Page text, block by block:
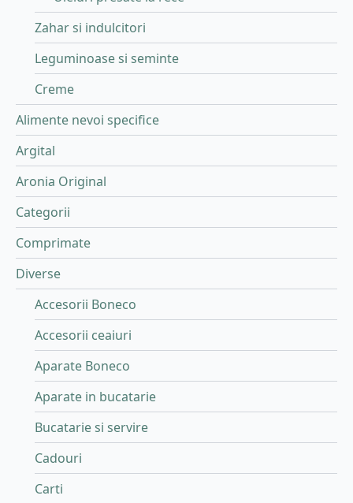
Zahar si indulcitori
Leguminoase si seminte
Creme
Alimente nevoi specifice
Argital
Aronia Original
Categorii
Comprimate
Diverse
Accesorii Boneco
Accesorii ceaiuri
Aparate Boneco
Aparate in bucatarie
Bucatarie si servire
Cadouri
Carti